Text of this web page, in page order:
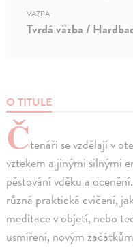
O TITULE
Čtenáři se vzdělají v
vztekem a jinými silnými
pěstování vděku a
různá praktická cvičení,
meditace v objetí, nebo
usmíření, novým
VÄZBA
Tvrdá väzba /